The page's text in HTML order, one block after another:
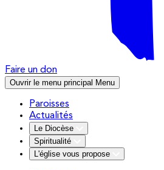
Faire un don
Ouvrir le menu principal Menu
Paroisses
Actualités
Le Diocèse
Spiritualité
L'église vous propose